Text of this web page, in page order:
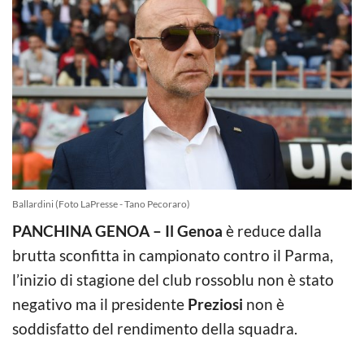
Ballardini (Foto LaPresse - Tano Pecoraro)
PANCHINA GENOA – Il Genoa è reduce dalla
brutta sconfitta in campionato contro il Parma,
l’inizio di stagione del club rossoblu non è stato
negativo ma il presidente Preziosi non è
soddisfatto del rendimento della squadra.